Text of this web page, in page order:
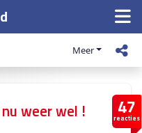
Meer
47
reacties
weer wel !